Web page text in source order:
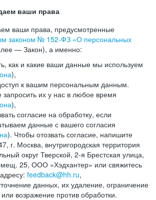
ваши права
ваши права, предусмотренные
законом № 152-ФЗ «О персональных
— Закон), а именно:
как и какие ваши данные мы используем
),
к вашим персональным данным.
их у нас в любое время
),
согласие на обработку, если
данные с вашего согласия
). Чтобы отозвать согласие, напишите
г. Москва, внутригородская территория
округ Тверской, 2-я Брестская улица,
25, ООО «Хэдхантер» или свяжитесь
feedback@hh.ru,
данных, их удаление, ограничение
возражение против обработки.